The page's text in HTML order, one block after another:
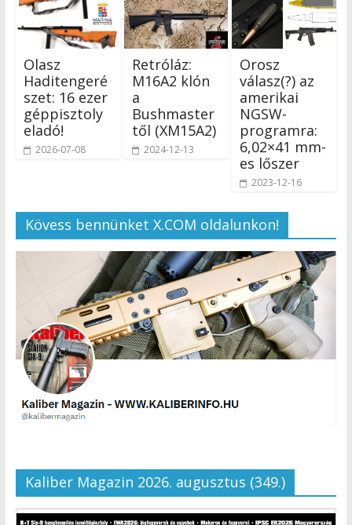
Olasz
Haditengeré
szet: 16 ezer
géppisztoly
eladó!
2026-07-08
Retróláz:
M16A2 klón
a
Bushmaster
től (XM15A2)
2024-12-13
Orosz
válasz(?) az
amerikai
NGSW-
programra:
6,02×41 mm-
es lőszer
2023-12-16
Kövess bennünket X.COM oldalunkon!
Kaliber Magazin 2026. augusztus (349.)